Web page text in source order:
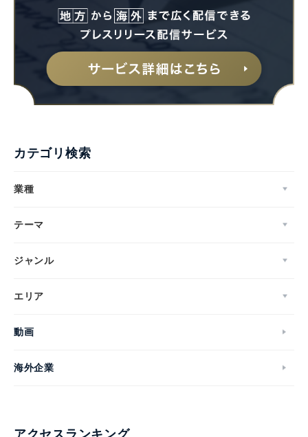
カテゴリ検索
業種
テーマ
ジャンル
エリア
動画
海外企業
アクセスランキング